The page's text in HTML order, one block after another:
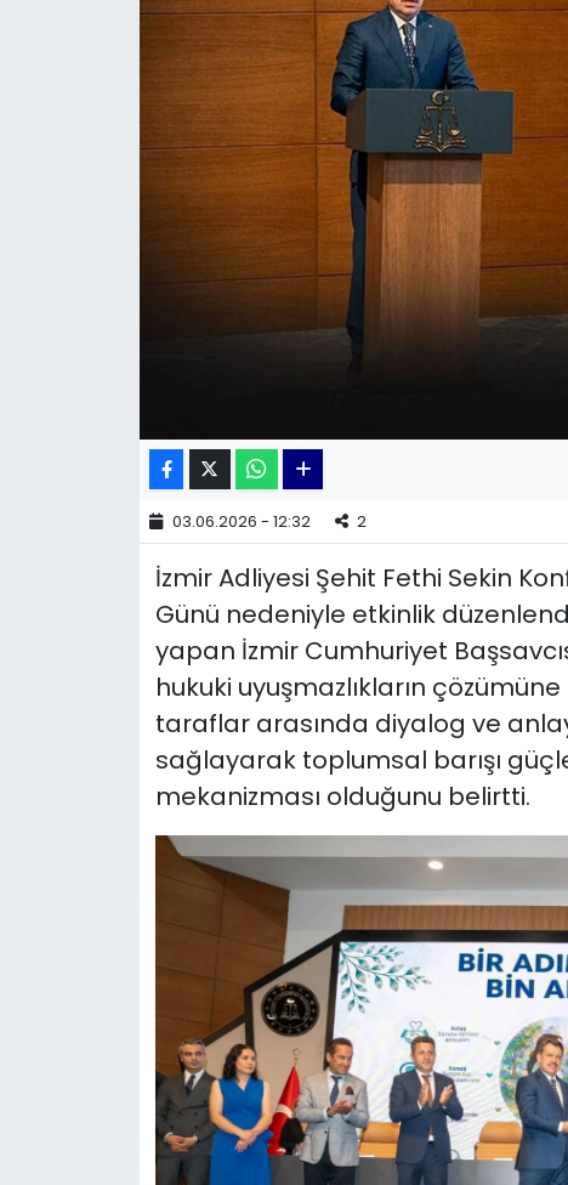
03.06.2026 - 12:32 2
İzmir Adliyesi Şehit Fethi Sekin
Günü nedeniyle etkinlik
yapan İzmir Cumhuriyet
hukuki uyuşmazlıkların
taraflar arasında diyalog ve
sağlayarak toplumsal barışı
mekanizması olduğunu belirtti.
KÜLTÜR SANAT
POLİTİKA
Yaşam
YEREL POLİTİKA
YEREL YÖNETİMLER